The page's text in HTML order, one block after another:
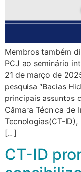
Membros também
PCJ ao seminário
21 de março de
pesquisa “Bacias
principais assuntos
Câmara Técnica de
Tecnologias(CT-
[…]
CT-ID